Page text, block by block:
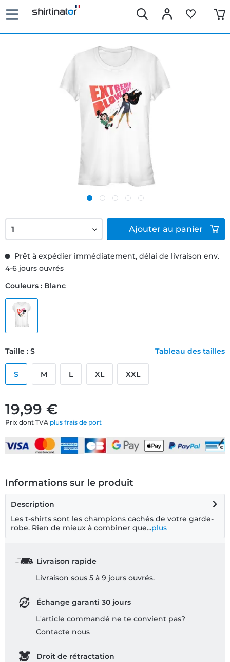
19,99 €
Prix dont TVA plus frais de port
Prêt à expédier immédiatement, délai de livraison env.
4-6 jours ouvrés
Couleurs : Blanc
Taille : S Tableau des tailles
S M L XL XXL
Ajouter au panier
Informations sur le produit
Description
Les t-shirts sont les champions cachés de votre garde-
robe. Rien de mieux à combiner que...plus
Livraison rapide
Livraison sous 5 à 9 jours ouvrés.
Échange garanti 30 jours
L'article commandé ne te convient pas?
Contacte nous
Droit de rétractation